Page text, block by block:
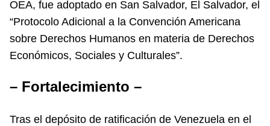
OEA, fue adoptado en San Salvador, El Salvador, el
“Protocolo Adicional a la Convención Americana
sobre Derechos Humanos en materia de Derechos
Económicos, Sociales y Culturales”.
– Fortalecimiento –
Tras el depósito de ratificación de Venezuela en el